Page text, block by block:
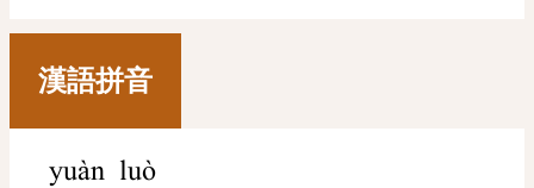
漢語拼音
yuàn luò